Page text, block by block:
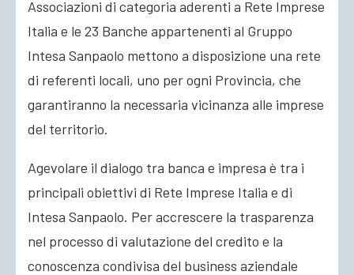
Associazioni di categoria aderenti a Rete Imprese
Italia e le 23 Banche appartenenti al Gruppo
Intesa Sanpaolo mettono a disposizione una rete
di referenti locali, uno per ogni Provincia, che
garantiranno la necessaria vicinanza alle imprese
del territorio.
Agevolare il dialogo tra banca e impresa è tra i
principali obiettivi di Rete Imprese Italia e di
Intesa Sanpaolo. Per accrescere la trasparenza
nel processo di valutazione del credito e la
conoscenza condivisa del business aziendale